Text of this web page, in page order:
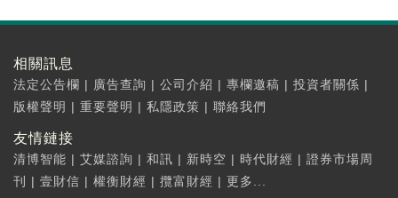
相關訊息
法定公告欄 | 廣告查詢 | 公司介紹 | 專欄邀稿 | 投資者關係 |
版權聲明 | 重要聲明 | 私隱政策 | 聯絡我們
友情鏈接
清博智能 | 艾媒諮詢 | 和訊 | 新時空 | 時代財經 | 證券市場周
刊
| 壹財信 | 權衡財經 | 攬富財經 | 更多...